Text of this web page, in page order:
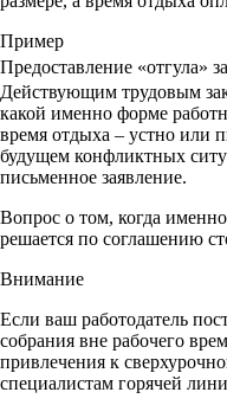
Пример
Предоставление «отгула»
Действующим трудовым
какой именно форме
время отдыха – устно или
будущем конфликтных
письменное заявление.
Вопрос о том, когда
решается по соглашению
Внимание
Если ваш работодатель
собрания вне рабочего
привлечения к
специалистам горячей